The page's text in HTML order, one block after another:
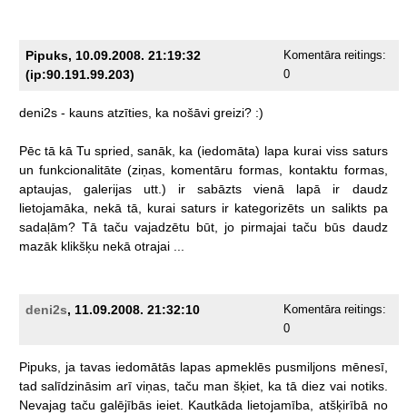
Pipuks, 10.09.2008. 21:19:32
(ip:90.191.99.203)
Komentāra reitings:
0
deni2s - kauns atzīties, ka nošāvi greizi? :)
Pēc tā kā Tu spried, sanāk, ka (iedomāta) lapa kurai viss saturs
un funkcionalitāte (ziņas, komentāru formas, kontaktu formas,
aptaujas,
galerijas utt.) ir sabāzts vienā lapā ir
daudz
lietojamāka,
nekā tā, kurai saturs ir kategorizēts un salikts pa
sadaļām? Tā taču vajadzētu būt, jo pirmajai taču būs daudz
mazāk klikšķu nekā otrajai
deni2s, 11.09.2008. 21:32:10
Komentāra reitings:
0
Pipuks, ja tavas iedomātās lapas apmeklēs pusmiljons mēnesī,
tad salīdzināsim arī viņas, taču man šķiet, ka tā diez vai notiks.
Nevajag taču galējībās ieiet. Kautkāda lietojamība, atšķirībā no